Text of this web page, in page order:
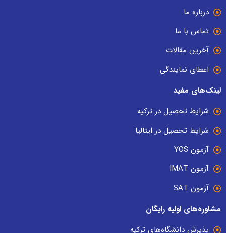
درباره ما
تماس با ما
آخرین مقالات
اعطای نمایندگی
لینک‌های مفید
شرایط تحصیل در ترکیه
شرایط تحصیل در ایتالیا
آزمون YOS
آزمون IMAT
آزمون SAT
مشاوره‌های اولیه رایگان
پذیرش دانشگاه‌های ترکیه